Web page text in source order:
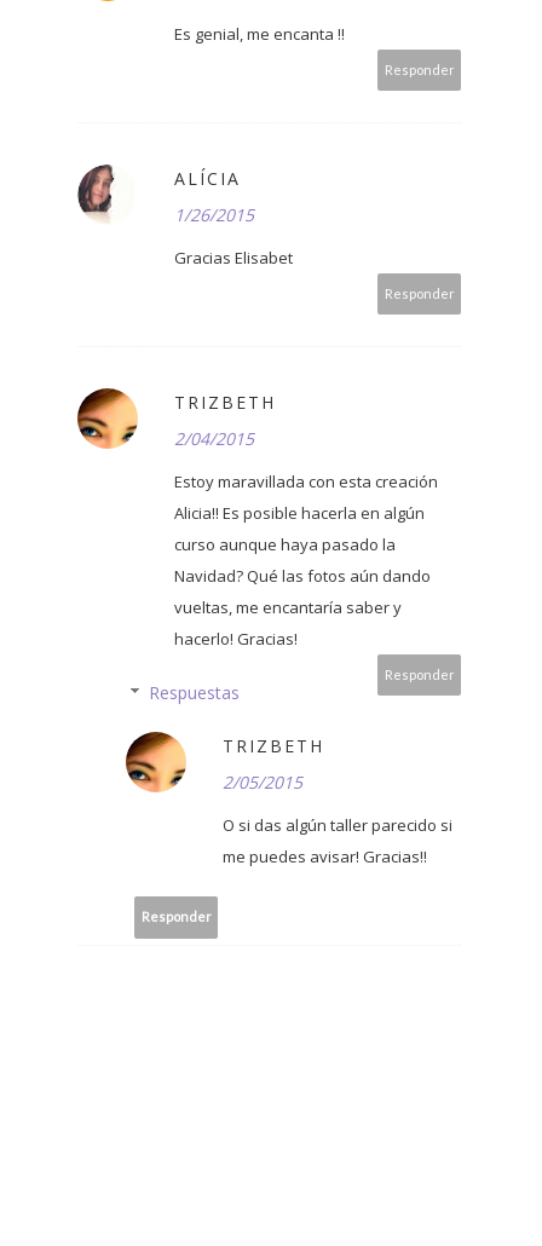
Es genial, me encanta !!
Responder
ALÍCIA
1/26/2015
Gracias Elisabet
Responder
TRIZBETH
2/04/2015
Estoy maravillada con esta creación
Alicia!! Es posible hacerla en algún
curso aunque haya pasado la
Navidad? Qué las fotos aún dando
vueltas, me encantaría saber y
hacerlo! Gracias!
Responder
Respuestas
TRIZBETH
2/05/2015
O si das algún taller parecido si
me puedes avisar! Gracias!!
Responder